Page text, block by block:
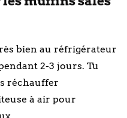
bien au réfrigérateur
2-3 jours. Tu
réchauffer
à air pour